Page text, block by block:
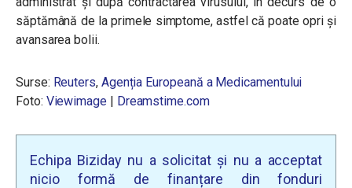
săptămână de la primele simptome, astfel că poate opri și
avansarea bolii.
Surse: Reuters, Agenția Europeană a Medicamentului
Foto: Viewimage | Dreamstime.com
Echipa Biziday nu a solicitat și nu a acceptat
nicio formă de finanțare din fonduri